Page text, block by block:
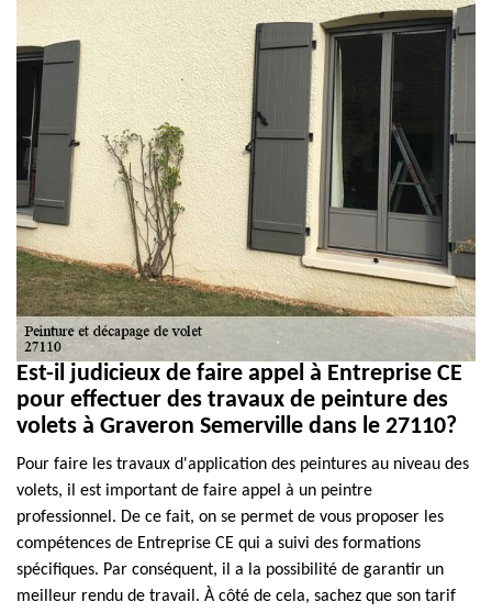
Est-il judicieux de faire appel à Entreprise CE
pour effectuer des travaux de peinture des
volets à Graveron Semerville dans le 27110?
Pour faire les travaux d'application des peintures au niveau des
volets, il est important de faire appel à un peintre
professionnel. De ce fait, on se permet de vous proposer les
compétences de Entreprise CE qui a suivi des formations
spécifiques. Par conséquent, il a la possibilité de garantir un
meilleur rendu de travail. À côté de cela, sachez que son tarif